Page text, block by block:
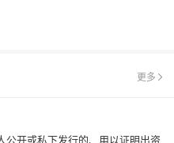
更多
公开或私下发行的、用以证明出资